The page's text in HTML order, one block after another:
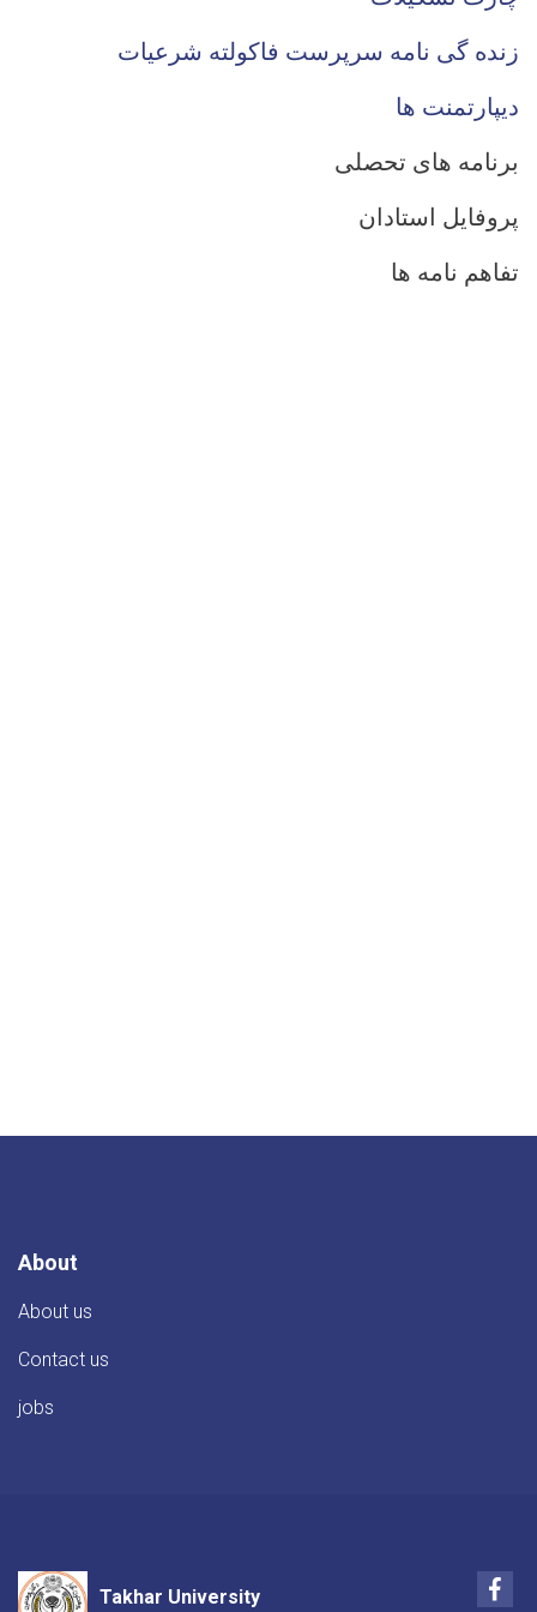
زنده گی نامه سرپرست فاکولته شرعیات
دیپارتمنت ها
برنامه های تحصلی
پروفایل استادان
تفاهم نامه ها
About
About us
Contact us
jobs
Takhar University